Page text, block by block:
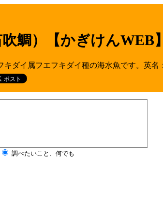
鯛）【かぎけんWEB】
ダイ属フエフキダイ種の海水魚です。英名：